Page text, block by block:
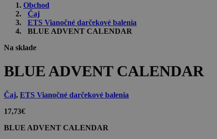
Obchod
Čaj
ETS Vianočné darčekové balenia
BLUE ADVENT CALENDAR
Na sklade
BLUE ADVENT CALENDAR
Čaj, ETS Vianočné darčekové balenia
17,73€
BLUE ADVENT CALENDAR